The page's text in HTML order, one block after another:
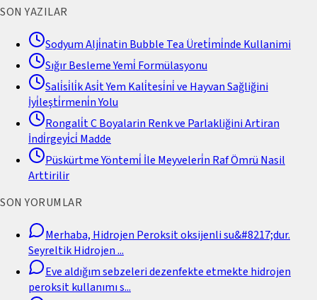
SON YAZILAR
Sodyum Alji̇natin Bubble Tea Üreti̇mi̇nde Kullanimi
Sığır Besleme Yemi̇ Formülasyonu
Sali̇si̇li̇k Asi̇t Yem Kali̇tesi̇ni̇ ve Hayvan Sağliğini
İyi̇leşti̇rmeni̇n Yolu
Rongali̇t C Boyalarin Renk ve Parlakliğini Artiran
İndi̇rgeyi̇ci̇ Madde
Püskürtme Yöntemi̇ İle Meyveleri̇n Raf Ömrü Nasil
Arttirilir
SON YORUMLAR
Merhaba, Hidrojen Peroksit oksijenli su&#8217;dur.
Seyreltik Hidrojen...
Eve aldığım sebzeleri dezenfekte etmekte hidrojen
peroksit kullanımı s...